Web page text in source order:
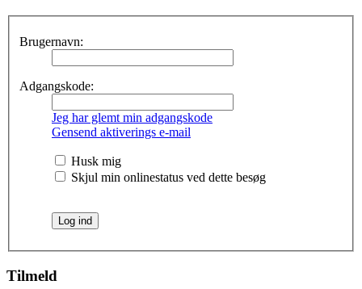
Brugernavn:
Adgangskode:
Jeg har glemt min adgangskode
Gensend aktiverings e-mail
Husk mig
Skjul min onlinestatus ved dette besøg
Tilmeld